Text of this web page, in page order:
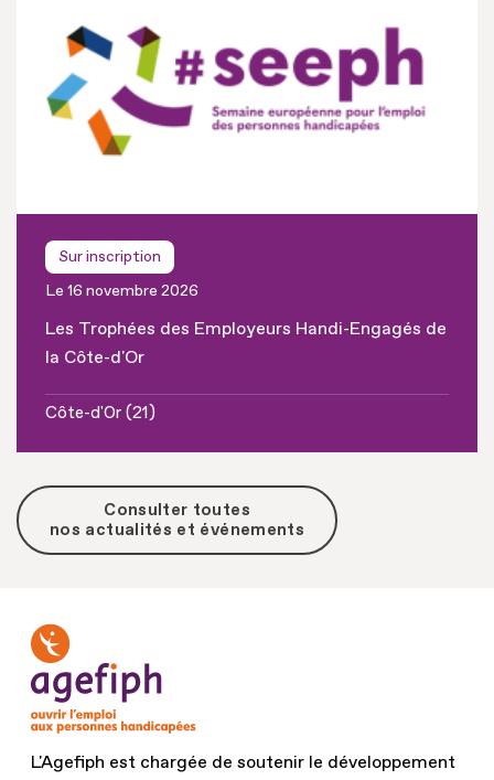
Sur inscription
Le 16 novembre 2026
Les Trophées des Employeurs Handi-Engagés de
la Côte-d'Or
Côte-d'Or (21)
Consulter toutes
nos actualités et événements
L'Agefiph est chargée de soutenir le développement